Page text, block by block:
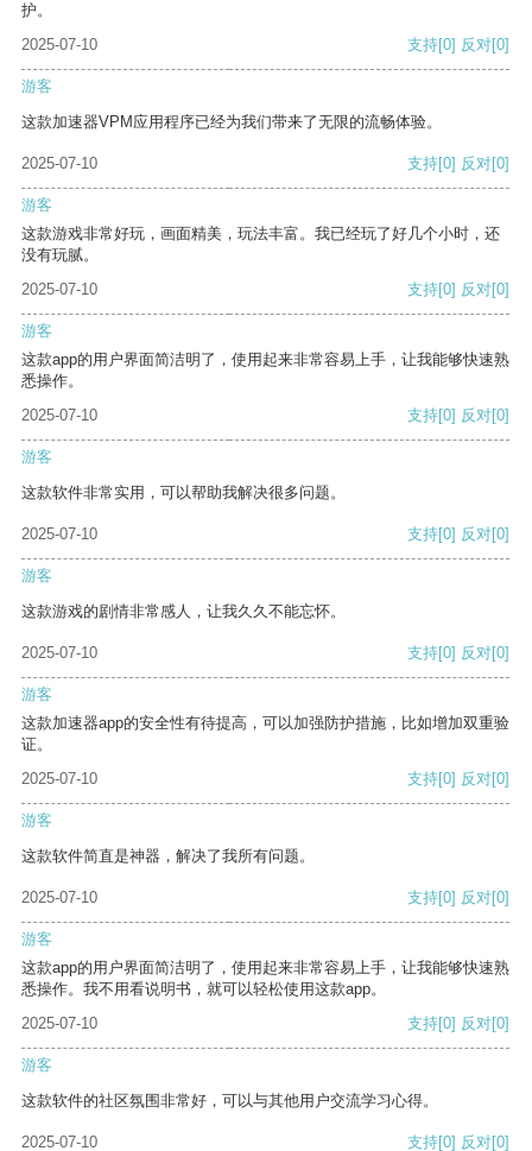
护。
2025-07-10
支持[0] 反对[0]
游客
这款加速器VPM应用程序已经为我们带来了无限的流畅体验。
2025-07-10 支持[0] 反对[0]
游客
这款游戏非常好玩，画面精美，玩法丰富。我已经玩了好几个小时，还
没有玩腻。
2025-07-10
支持[0] 反对[0]
游客
这款app的用户界面简洁明了，使用起来非常容易上手，让我能够快速熟
悉操作。
2025-07-10
支持[0] 反对[0]
游客
这款软件非常实用，可以帮助我解决很多问题。
2025-07-10 支持[0] 反对[0]
游客
这款游戏的剧情非常感人，让我久久不能忘怀。
2025-07-10 支持[0] 反对[0]
游客
这款加速器app的安全性有待提高，可以加强防护措施，比如增加双重验
证。
2025-07-10
支持[0] 反对[0]
游客
这款软件简直是神器，解决了我所有问题。
2025-07-10 支持[0] 反对[0]
游客
这款app的用户界面简洁明了，使用起来非常容易上手，让我能够快速熟
悉操作。我不用看说明书，就可以轻松使用这款app。
2025-07-10
支持[0] 反对[0]
游客
这款软件的社区氛围非常好，可以与其他用户交流学习心得。
2025-07-10 支持[0] 反对[0]